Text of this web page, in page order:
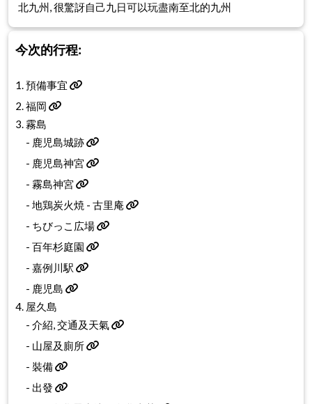
北九州, 很驚訝自己九日可以玩盡南至北的九州
今次的行程:
1.預備事宜
2.福岡
3. 霧島
- 鹿児島城跡
- 鹿児島神宮
-霧島神宮
-地鶏炭火焼 - 古里庵
- ちびっこ広場
-百年杉庭園
-嘉例川駅
- 鹿児島
4. 屋久島
-介紹, 交通及天氣
- 山屋及廁所
-裝備
- 出發